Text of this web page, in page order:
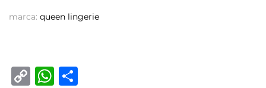
marca: queen lingerie
C
W